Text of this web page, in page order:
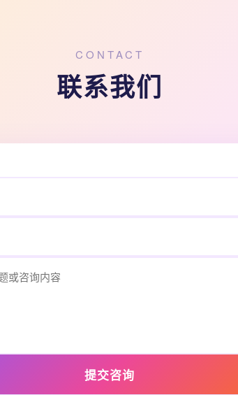
CONTACT
联系我们
提交咨询